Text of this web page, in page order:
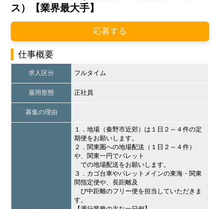
ス）【業界最大手】
応募する
仕事概要
求人区分 フルタイム
雇用形態 正社員
募集の理由
１．地場（秦野市近郊）は１日２～４件の定
期便をお願いします。
２．関東圏への地場配送（１日２～４件）
や、関東一円でパレット
での地場配送をお願いします。
３．カゴ台車やパレットメインの東海・関東
間指定便や、長距離及
び中距離のフリー便を担当していただきま
す。